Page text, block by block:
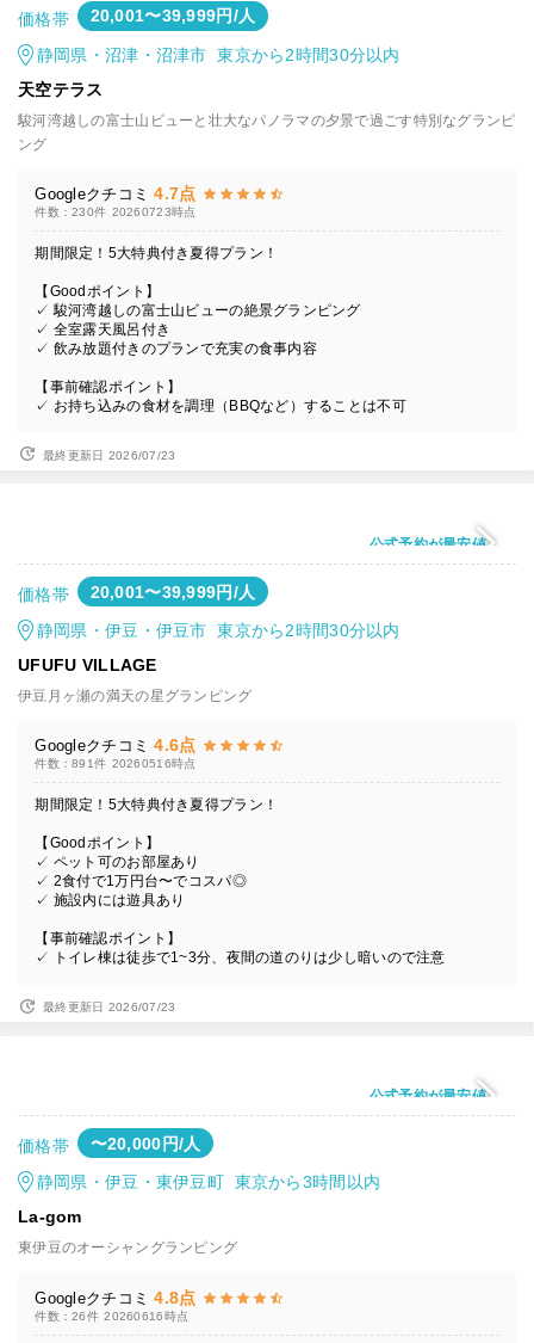
価格帯 20,001〜39,999円/人
静岡県・沼津・沼津市 東京から2時間30分以内
天空テラス
駿河湾越しの富士山ビューと壮大なパノラマの夕景で過ごす特別なグランピ
ング
Googleクチコミ 4.7点
件数：230件 20260723時点
期間限定！5大特典付き夏得プラン！
【Goodポイント】
✓ 駿河湾越しの富士山ビューの絶景グランピング
✓ 全室露天風呂付き
✓ 飲み放題付きのプランで充実の食事内容
【事前確認ポイント】
✓ お持ち込みの食材を調理（BBQなど）することは不可
最終更新日 2026/07/23
公式予約が最安値
価格帯 20,001〜39,999円/人
静岡県・伊豆・伊豆市 東京から2時間30分以内
UFUFU VILLAGE
伊豆月ヶ瀬の満天の星グランピング
Googleクチコミ 4.6点
件数：891件 20260516時点
期間限定！5大特典付き夏得プラン！
【Goodポイント】
✓ ペット可のお部屋あり
✓ 2食付で1万円台〜でコスパ◎
✓ 施設内には遊具あり
【事前確認ポイント】
✓ トイレ棟は徒歩で1~3分、夜間の道のりは少し暗いので注意
最終更新日 2026/07/23
公式予約が最安値
価格帯 〜20,000円/人
静岡県・伊豆・東伊豆町 東京から3時間以内
La-gom
東伊豆のオーシャングランピング
Googleクチコミ 4.8点
件数：26件 20260616時点